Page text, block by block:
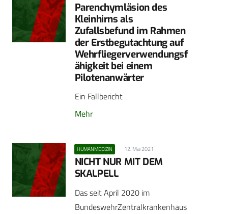
Parenchymläsion des
Kleinhirns als
Zufallsbefund im Rahmen
der Erstbegutachtung auf
Wehrfliegerverwendungsf
ähigkeit bei einem
Pilotenanwärter
Ein Fallbericht
Mehr
HUMANMEDIZIN 12. Mai 2021
NICHT NUR MIT DEM
SKALPELL
Das seit April 2020 im
BundeswehrZentralkrankenhaus